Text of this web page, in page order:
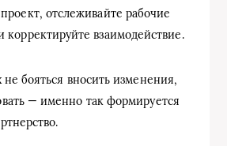
отслеживайте рабочие
корректируйте взаимодействие.
бояться вносить изменения,
— именно так формируется